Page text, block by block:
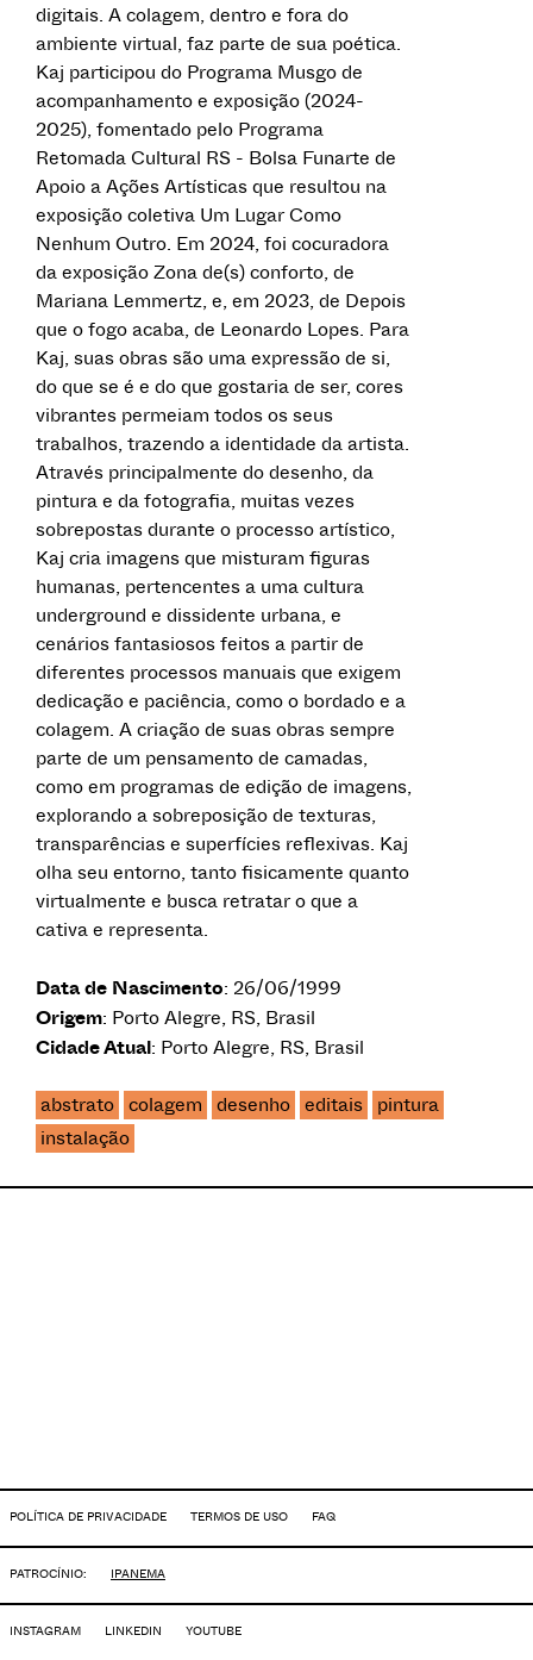
digitais. A colagem, dentro e fora do
ambiente virtual, faz parte de sua poética.
Kaj participou do Programa Musgo de
acompanhamento e exposição (2024-
2025), fomentado pelo Programa
Retomada Cultural RS - Bolsa Funarte de
Apoio a Ações Artísticas que resultou na
exposição coletiva Um Lugar Como
Nenhum Outro. Em 2024, foi cocuradora
da exposição Zona de(s) conforto, de
Mariana Lemmertz, e, em 2023, de Depois
que o fogo acaba, de Leonardo Lopes. Para
Kaj, suas obras são uma expressão de si,
do que se é e do que gostaria de ser, cores
vibrantes permeiam todos os seus
trabalhos, trazendo a identidade da artista.
Através principalmente do desenho, da
pintura e da fotografia, muitas vezes
sobrepostas durante o processo artístico,
Kaj cria imagens que misturam figuras
humanas, pertencentes a uma cultura
underground e dissidente urbana, e
cenários fantasiosos feitos a partir de
diferentes processos manuais que exigem
dedicação e paciência, como o bordado e a
colagem. A criação de suas obras sempre
parte de um pensamento de camadas,
como em programas de edição de imagens,
explorando a sobreposição de texturas,
transparências e superfícies reflexivas. Kaj
olha seu entorno, tanto fisicamente quanto
virtualmente e busca retratar o que a
cativa e representa.
Data de Nascimento: 26/06/1999
Origem: Porto Alegre, RS, Brasil
Cidade Atual: Porto Alegre, RS, Brasil
abstrato colagem desenho editais
pintura
instalação
POLÍTICA DE PRIVACIDADE TERMOS DE USO FAQ
PATROCÍNIO: IPANEMA
INSTAGRAM LINKEDIN YOUTUBE